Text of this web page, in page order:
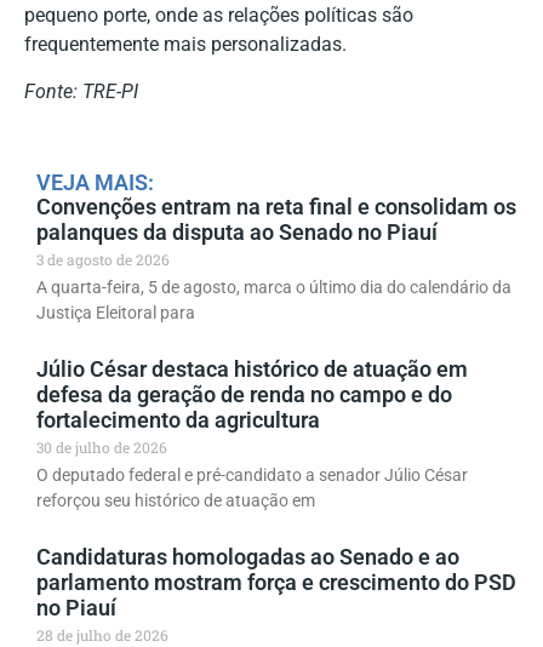
pequeno porte, onde as relações políticas são
frequentemente mais personalizadas.
Fonte: TRE-PI
VEJA MAIS:
Convenções entram na reta final e consolidam os
palanques da disputa ao Senado no Piauí
3 de agosto de 2026
A quarta-feira, 5 de agosto, marca o último dia do calendário da
Justiça Eleitoral para
Júlio César destaca histórico de atuação em
defesa da geração de renda no campo e do
fortalecimento da agricultura
30 de julho de 2026
O deputado federal e pré-candidato a senador Júlio César
reforçou seu histórico de atuação em
Candidaturas homologadas ao Senado e ao
parlamento mostram força e crescimento do PSD
no Piauí
28 de julho de 2026